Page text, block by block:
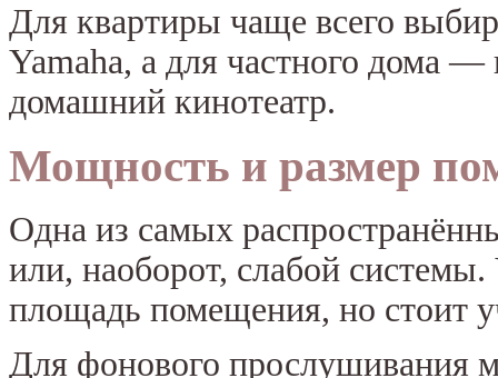
Для квартиры чаще всего
Yamaha, а для частного дома
домашний кинотеатр.
Мощность и размер
Одна из самых
или, наоборот, слабой
площадь помещения, но стоит
Для фонового прослушивания